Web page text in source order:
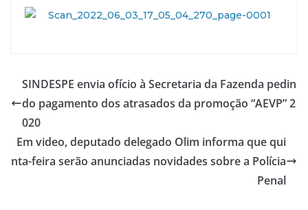
SINDESPE envia ofício à Secretaria da Fazenda pedin
do pagamento dos atrasados da promoção “AEVP” 2
020
Em video, deputado delegado Olim informa que qui
nta-feira serão anunciadas novidades sobre a Polícia
Penal